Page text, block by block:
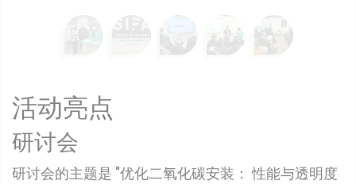
活动亮点
研讨会
研讨会的主题是 "优化二氧化碳安装： 性能与透明度